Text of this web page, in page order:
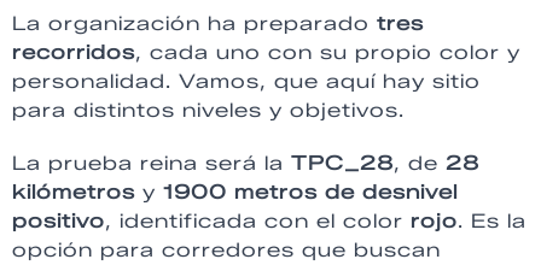
La organización ha preparado tres
recorridos, cada uno con su propio color y
personalidad. Vamos, que aquí hay sitio
para distintos niveles y objetivos.
La prueba reina será la TPC_28, de 28
kilómetros y 1900 metros de desnivel
positivo, identificada con el color rojo. Es la
opción para corredores que buscan